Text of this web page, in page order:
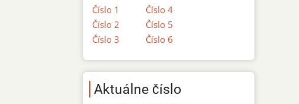
Číslo 1
Číslo 2
Číslo 3
Číslo 4
Číslo 5
Číslo 6
Aktuálne číslo